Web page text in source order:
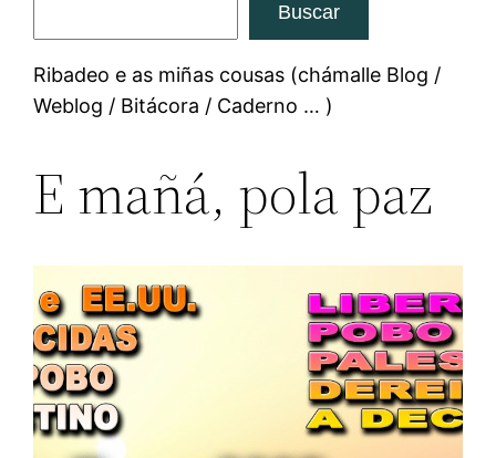
Buscar
Ribadeo e as miñas cousas (chámalle Blog /
Weblog / Bitácora / Caderno … )
E mañá, pola paz